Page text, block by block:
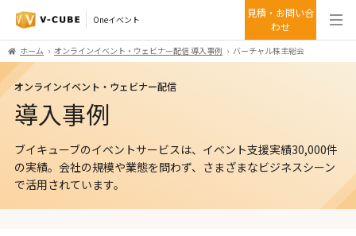
Oneイベント
見積・お問い合
わせ
ホーム オンラインイベント・ウェビナー配信 導入事例 バーチャル株主総会
オンラインイベント・ウェビナー配信
導入事例
ブイキューブのイベントサービスは、イベント支援実績30,000件
の実績。 会社の規模や業態を問わず、さまざまなビジネスシーン
で活用されています。